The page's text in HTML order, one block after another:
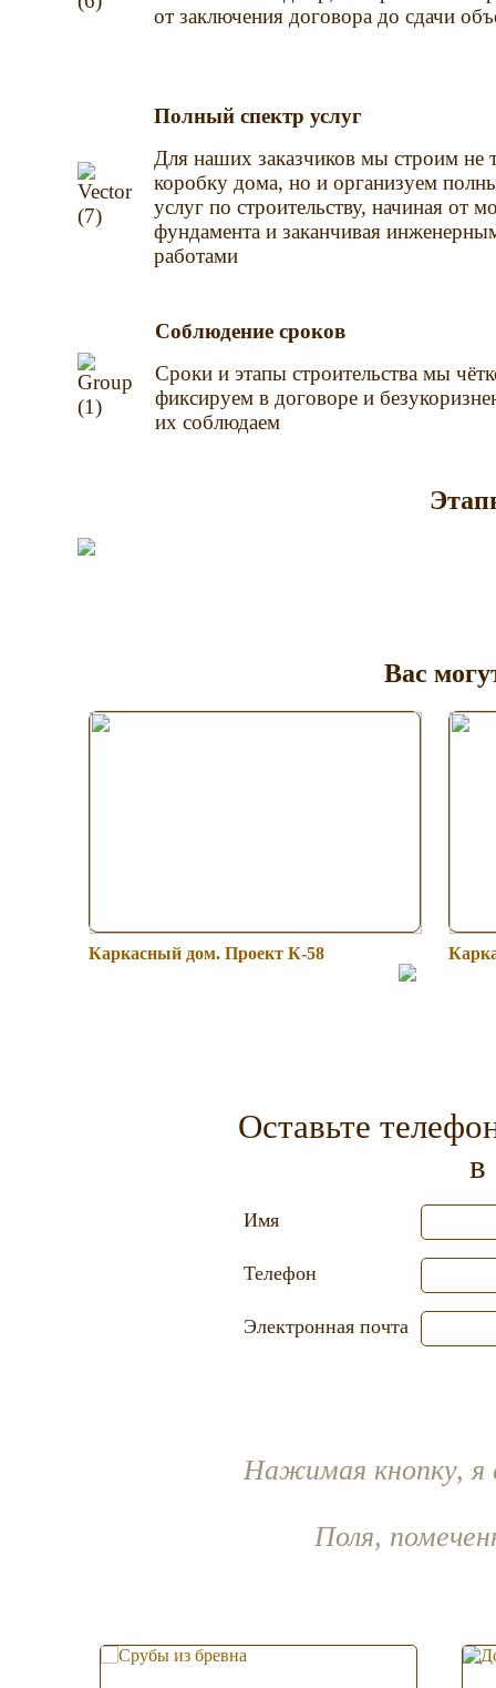
от заключения договора до сдачи
Полный спектр услуг
Для наших заказчиков мы строим не
коробку дома, но и организуем
услуг по строительству, начиная от
фундамента и заканчивая
работами
Соблюдение сроков
Сроки и этапы строительства мы
фиксируем в договоре и
их соблюдаем
Вас
Каркасный дом. Проект К-58
Оставьте
в
Имя
Телефон
Электронная почта
Нажимая кнопку, я
Поля,